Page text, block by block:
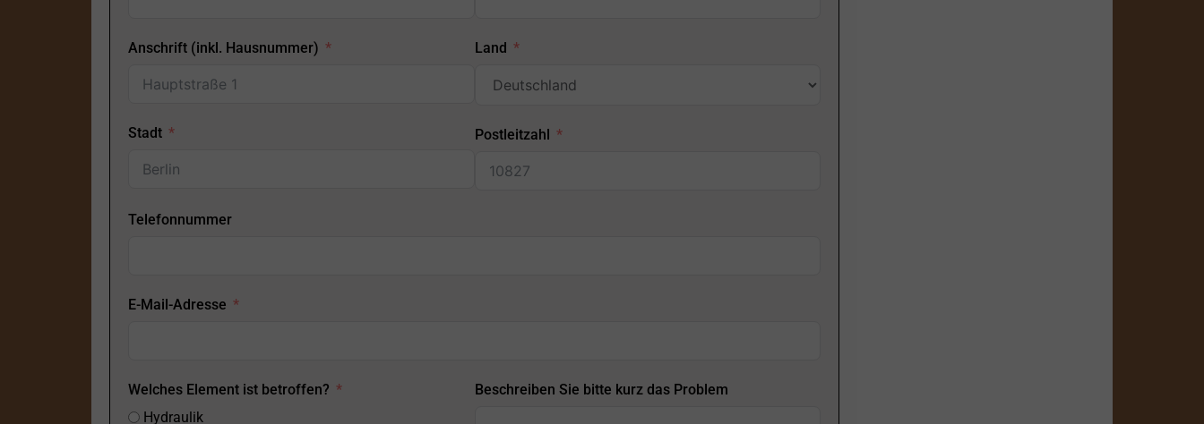
Anschrift (inkl. Hausnummer)
Stadt
Land
Postleitzahl
Telefonnummer
E-Mail-Adresse
Welches Element ist betroffen?
Hydraulik
Beschreiben Sie bitte kurz das Problem